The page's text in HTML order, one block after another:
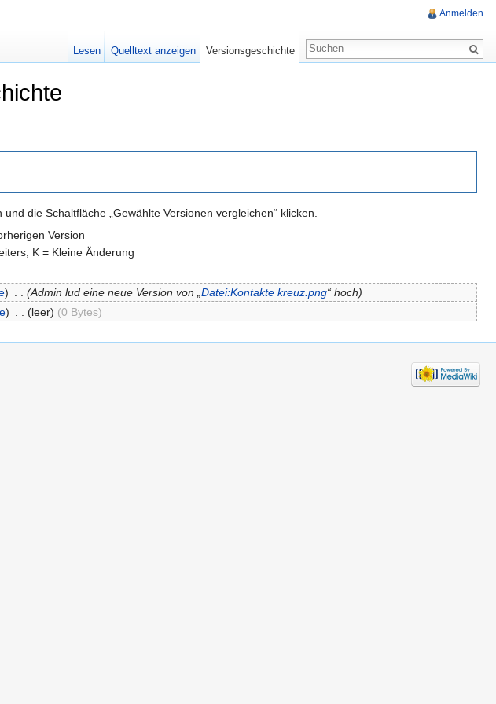
die Schaltfläche „Gewählte Versionen vergleichen“ klicken.
Version
K = Kleine Änderung
) (Admin lud eine neue Version von „ Datei:Kontakte kreuz.png“ hoch)
) . . (leer) (0 Bytes)
Anmelden
Lesen Quelltext anzeigen Versionsgeschichte